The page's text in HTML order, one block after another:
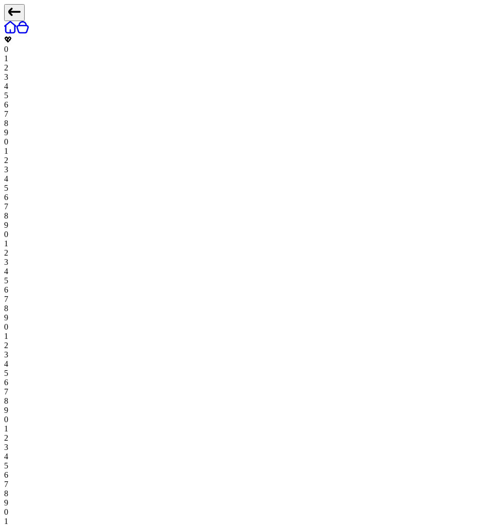
💖
0
1
2
3
4
5
6
7
8
9
0
1
2
3
4
5
6
7
8
9
0
1
2
3
4
5
6
7
8
9
0
1
2
3
4
5
6
7
8
9
0
1
2
3
4
5
6
7
8
9
0
1